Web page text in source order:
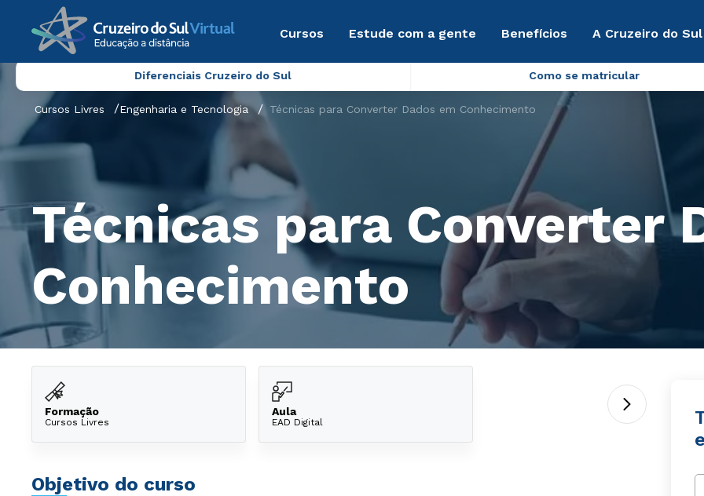
Cursos Estude com a gente Benefícios A Cruzeiro do
Diferenciais Cruzeiro do Sul Como se matricular
Cursos Livres Engenharia e Tecnologia Técnicas para Converter Dados em Conhecimento
Técnicas para Converter
Conhecimento
Formação
Cursos Livres
Aula
EAD Digital
Objetivo do curso